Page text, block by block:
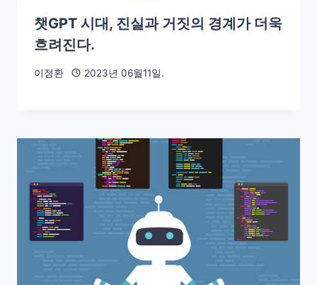
챗GPT 시대, 진실과 거짓의 경계가 더욱
흐려진다.
이정환 2023년 06월11일.